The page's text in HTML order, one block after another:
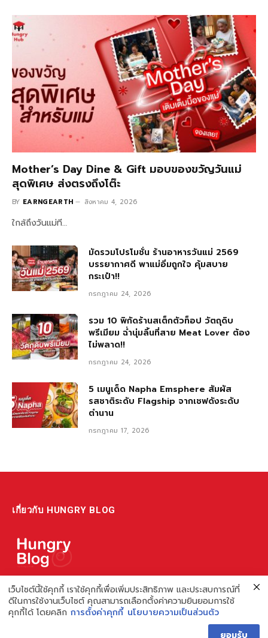
Mother’s Day Dine & Gift มอบของขวัญวันแม่
สุดพิเศษ ส่งตรงถึงโต๊ะ
BY EARNGEARTH สิงหาคม 4, 2026
ใกล้ถึงวันแม่ที…
มัดรวมโปรโมชั่น ร้านอาหารวันแม่ 2569
บรรยากาศดี พาแม่อิ่มถูกใจ คุ้มสบาย
กระเป๋า!!
กรกฎาคม 24, 2026
รวม 10 พิกัดร้านสเต็กตัวท็อป วัตถุดิบ
พรีเมียม ฉ่ำนุ่มลิ้นที่สาย Meat Lover ต้อง
ไม่พลาด!!
กรกฎาคม 24, 2026
5 เมนูเด็ด Napha Emsphere สัมผัส
รสชาติระดับ Flagship จากเชฟดังระดับ
ตำนาน
กรกฎาคม 17, 2026
เกี่ยวกับ HUNGRY BLOG
แหล่งรวมข้อมูล ข่าวสาร เกี่ยวกับร้านอาหารและเรื่องกิน ไม่ว่าจะเป็น
รีวิว ชี้เป้า รวมถึงความรู้ต่างๆ ที่เราอยากแชร์!
ไม่พอ เรายังมีความรู้เกี่ยวกับการทำร้านอาหาร เพื่อผู้ประกอบการ ที่
เว็บไซต์นี้ใช้คุกกี้ เราใช้คุกกี้เพื่อเพิ่มประสิทธิภาพ และประสบการณ์ที่
ดีในการใช้งานเว็บไซต์ คุณสามารถเลือกตั้งค่าความยินยอมการใช้
คุกกี้ได้ โดยคลิก การตั้งค่าคุกกี้ นโยบายความเป็นส่วนตัว
ยอมรับ